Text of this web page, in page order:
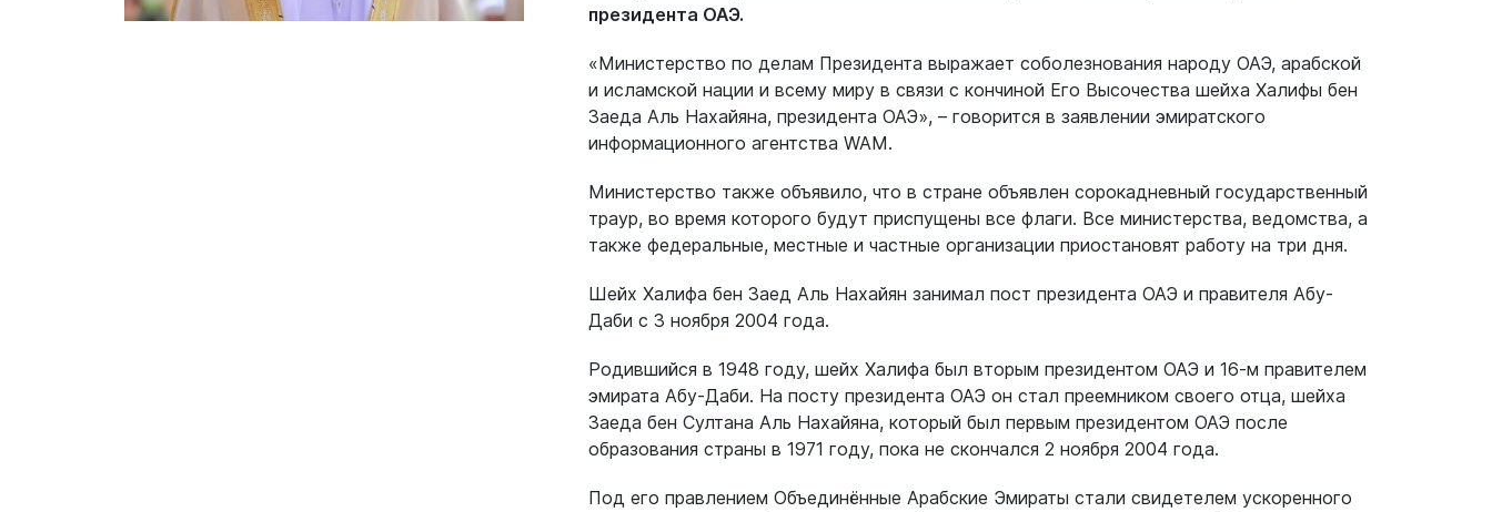
президента ОАЭ.
«Министерство по делам Президента выражает соболезнования народу ОАЭ, арабской
и исламской нации и всему миру в связи с кончиной Его Высочества шейха Халифы бен
Заеда Аль Нахайяна, президента ОАЭ», – говорится в заявлении эмиратского
информационного агентства WAM.
Министерство также объявило, что в стране объявлен сорокадневный государственный
траур, во время которого будут приспущены все флаги. Все министерства, ведомства, а
также федеральные, местные и частные организации приостановят работу на три дня.
Шейх Халифа бен Заед Аль Нахайян занимал пост президента ОАЭ и правителя Абу-
Даби с 3 ноября 2004 года.
Родившийся в 1948 году, шейх Халифа был вторым президентом ОАЭ и 16-м правителем
эмирата Абу-Даби. На посту президента ОАЭ он стал преемником своего отца, шейха
Заеда бен Султана Аль Нахайяна, который был первым президентом ОАЭ после
образования страны в 1971 году, пока не скончался 2 ноября 2004 года.
Под его правлением Объединённые Арабские Эмираты стали свидетелем ускоренного